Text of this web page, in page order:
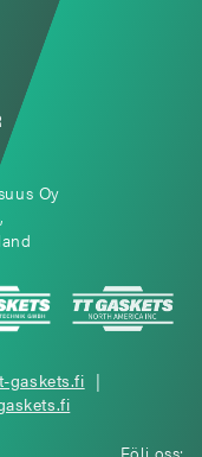
Oy
gaskets.fi |